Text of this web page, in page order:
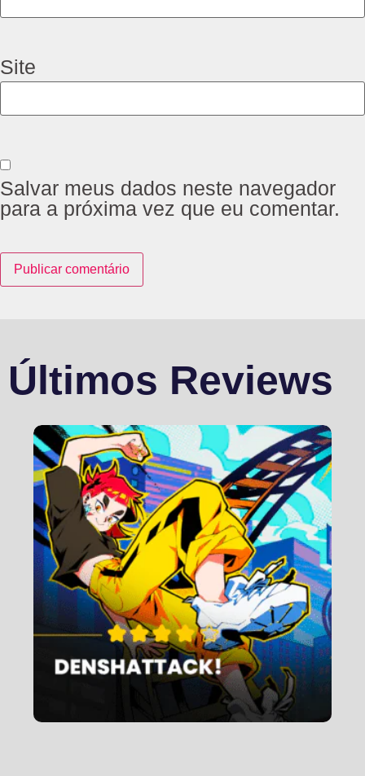
Site
Salvar meus dados neste navegador
para a próxima vez que eu comentar.
Últimos Reviews